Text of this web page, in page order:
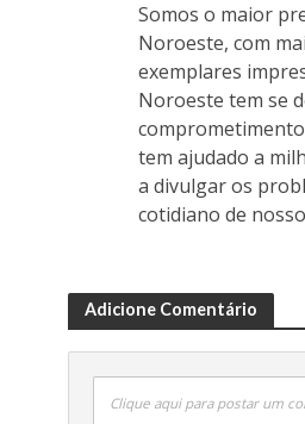
Somos o maior
Noroeste, com
exemplares
Noroeste tem se
tem ajudado a
a divulgar os
cotidiano de
Adicione Comentário
Clique aqui para postar um